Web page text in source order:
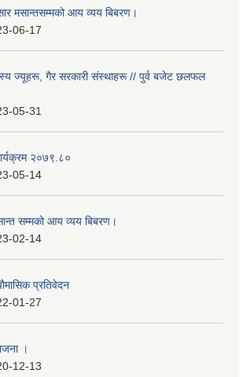
मसान्तसम्मको आय व्यय बिबरण।
06-17
ज्यूहरू, गैर सरकारी संस्थाहरू // पुर्व बजेट छलफल
05-31
२०७९.८०
05-14
सम्मको आय व्यय बिबरण।
02-14
प्रतिवेदन
01-27
।
12-13